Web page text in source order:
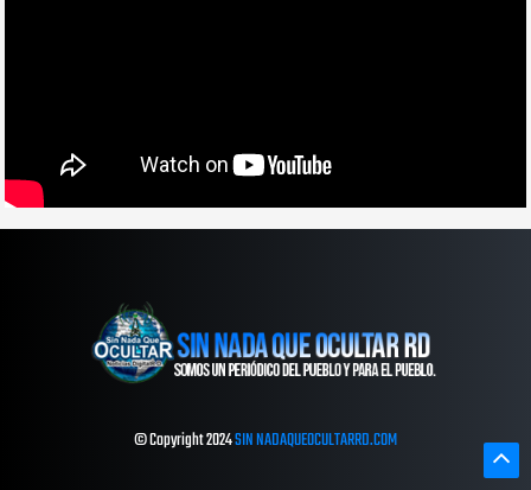
© Copyright 2024SIN NADAQUEOCULTARRD.COM